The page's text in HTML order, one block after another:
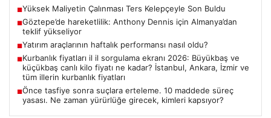
■Yüksek Maliyetin Çalınması Ters Kelepçeyle Son Buldu
■Göztepe’de hareketlilik: Anthony Dennis için Almanya’dan
teklif yükseliyor
■Yatırım araçlarının haftalık performansı nasıl oldu?
■Kurbanlık fiyatları il il sorgulama ekranı 2026: Büyükbaş ve
küçükbaş canlı kilo fiyatı ne kadar? İstanbul, Ankara, İzmir ve
tüm illerin kurbanlık fiyatları
■Önce tasfiye sonra suçlara erteleme. 10 maddede süreç
yasası. Ne zaman yürürlüğe girecek, kimleri kapsıyor?